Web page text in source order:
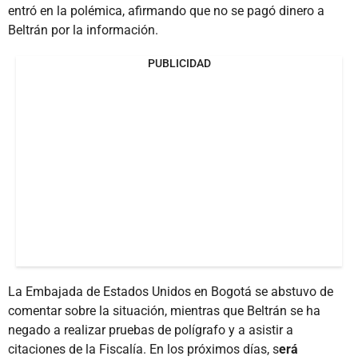
entró en la polémica, afirmando que no se pagó dinero a
Beltrán por la información.
PUBLICIDAD
La Embajada de Estados Unidos en Bogotá se abstuvo de
comentar sobre la situación, mientras que Beltrán se ha
negado a realizar pruebas de polígrafo y a asistir a
citaciones de la Fiscalía. En los próximos días, será